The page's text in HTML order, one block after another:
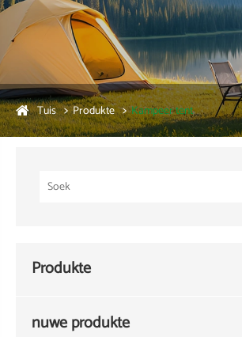
Tuis Produkte Kampeer tent
Produkte
nuwe produkte